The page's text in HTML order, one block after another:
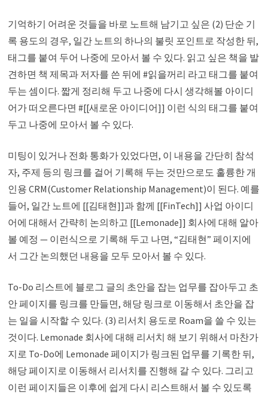
기억하기 어려운 것들을 바로 노트해 남기고 싶은 (2) 단순 기
록 용도의 경우, 일간 노트의 하나의 불릿 포인트로 작성한 뒤,
태그를 붙여 두어 나중에 모아서 볼 수 있다. 읽고 싶은 책을 발
견하면 책 제목과 저자를 쓴 뒤에 #읽을꺼리 라고 태그를 붙여
두는 셈이다. 짧게 정리해 두고 나중에 다시 생각해볼 아이디
어가 떠오른다면 #[[새로운 아이디어]] 이런 식의 태그를 붙여
두고 나중에 모아서 볼 수 있다.
미팅이 있거나 전화 통화가 있었다면, 이 내용을 간단히 참석
자, 주제 등의 링크를 걸어 기록해 두는 것만으로도 훌륭한 개
인용 CRM(Customer Relationship Management)이 된다. 예를
들어, 일간 노트에 [[김태현]]과 함께 [[FinTech]] 사업 아이디
어에 대해서 간략히 논의하고 [[Lemonade]] 회사에 대해 알아
볼 예정 — 이런식으로 기록해 두고 나면, “김태현” 페이지에
서 그간 논의했던 내용을 모두 모아서 볼 수 있다.
To-Do 리스트에 블로그 글의 초안을 잡는 업무를 잡아두고 초
안 페이지를 링크를 만들면, 해당 링크로 이동해서 초안을 잡
는 일을 시작할 수 있다. (3) 리서치 용도로 Roam을 쓸 수 있는
것이다. Lemonade 회사에 대해 리서치 해 보기 위해서 마찬가
지로 To-Do에 Lemonade 페이지가 링크된 업무를 기록한 뒤,
해당 페이지로 이동해서 리서치를 진행해 갈 수 있다. 그리고
이런 페이지들은 이후에 쉽게 다시 리스트해서 볼 수 있도록